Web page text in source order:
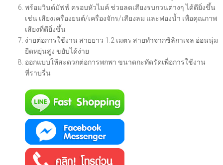
พร้อมวินด์มัฟฟ์ ครอบหัวไมค์ ช่วยลดเสียงรบกวนต่างๆ ได้ดียิ่งขึ้น
เช่น เสียงเครื่องยนต์/เครื่องจักร/เสียงลม และฟองน้ำ เพื่อคุณภาพ
เสียงที่ดียิ่งขึ้น
ง่ายต่อการใช้งาน สายยาว 1.2 เมตร สายทำจากซิลิกาเจล อ่อนนุ่ม
ยืดหยุ่นสูง ขยับได้ง่าย
ออกแบบให้สะดวกต่อการพกพา ขนาดกะทัดรัดเพื่อการใช้งาน
ที่ราบรื่น